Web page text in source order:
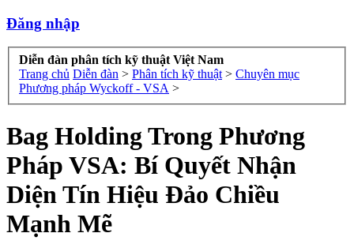
Đăng nhập
Diễn đàn phân tích kỹ thuật Việt Nam
Trang chủ Diễn đàn > Phân tích kỹ thuật > Chuyên mục
Phương pháp Wyckoff - VSA >
Bag Holding Trong Phương
Pháp VSA: Bí Quyết Nhận
Diện Tín Hiệu Đảo Chiều
Mạnh Mẽ